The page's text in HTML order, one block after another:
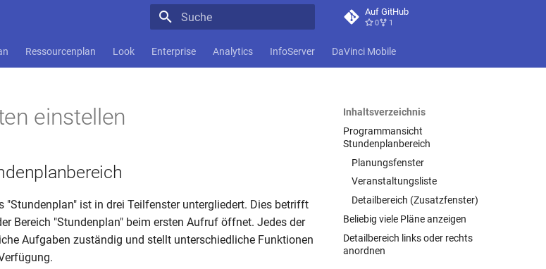
Auf GitHub
0 1
Ressourcenplan Look Enterprise Analytics InfoServer DaVinci Mobile
Inhaltsverzeichnis
Programmansicht
Stundenplanbereich
Planungsfenster
Veranstaltungsliste
Detailbereich (Zusatzfenster)
Beliebig viele Pläne anzeigen
Detailbereich links oder rechts
anordnen
einstellen
"Stundenplan" ist in drei Teilfenster untergliedert. Dies betrifft
Bereich "Stundenplan" beim ersten Aufruf öffnet. Jedes der
Aufgaben zuständig und stellt unterschiedliche Funktionen